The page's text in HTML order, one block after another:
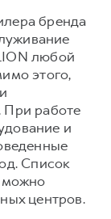
бренда
любой
этого,
При работе
и
Список
можно
центров.